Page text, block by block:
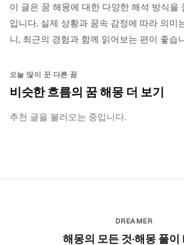
이 글은 꿈 해몽에 대한 다양한 해석 방식을
입니다. 실제 상황과 꿈속 감정에 따라 의미
니, 최근의 경험과 함께 읽어보는 편이 좋습
오늘 많이 꾼 다른 꿈
비슷한 흐름의 꿈 해몽 더 보기
추천 글을 불러오는 중입니다.
DREAMER
해몽의 모든 것·해몽 풀이